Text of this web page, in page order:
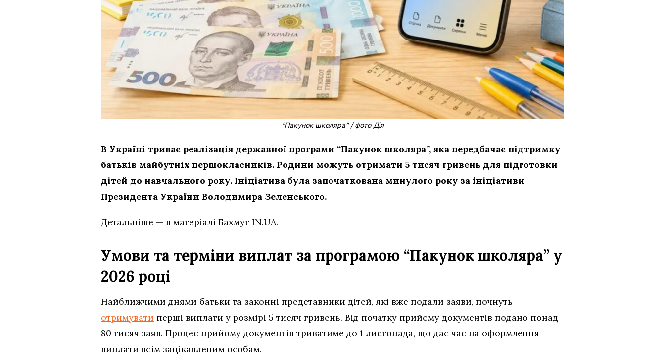
“Пакунок школяра” / фото Дія
В Україні триває реалізація державної програми “Пакунок школяра”, яка передбачає підтримку
батьків майбутніх першокласників. Родини можуть отримати 5 тисяч гривень для підготовки
дітей до навчального року. Ініціатива була започаткована минулого року за ініціативи
Президента України Володимира Зеленського.
Детальніше — в матеріалі Бахмут IN.UA.
Умови та терміни виплат за програмою “Пакунок школяра” у
2026 році
Найближчими днями батьки та законні представники дітей, які вже подали заяви, почнуть
отримувати перші виплати у розмірі 5 тисяч гривень. Від початку прийому документів подано понад
80 тисяч заяв. Процес прийому документів триватиме до 1 листопада, що дає час на оформлення
виплати всім зацікавленим особам.